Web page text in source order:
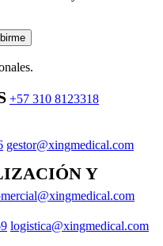
+57 310 8123318
gestor@xingmedical.com
Y
logistica@xingmedical.com